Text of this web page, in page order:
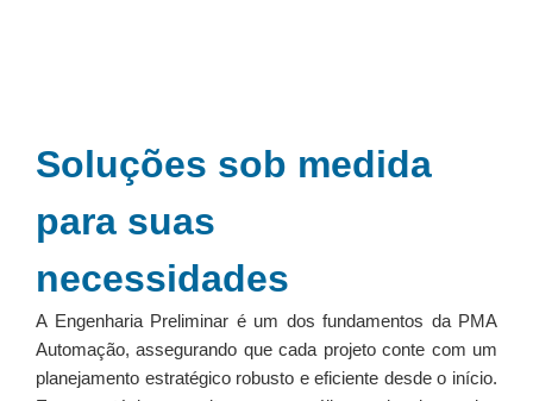
Soluções sob medida
para suas
necessidades
A Engenharia Preliminar é um dos fundamentos da PMA
Automação, assegurando que cada projeto conte com um
planejamento estratégico robusto e eficiente desde o início.